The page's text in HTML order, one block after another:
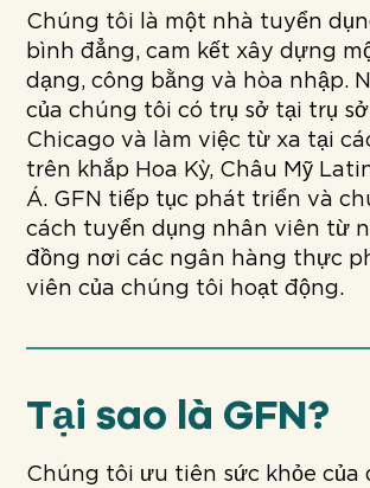
Chúng tôi là một nhà tuyển
bình đẳng, cam kết xây dựng
dạng, công bằng và hòa nhập.
của chúng tôi có trụ sở tại trụ
Chicago và làm việc từ xa tại
trên khắp Hoa Kỳ, Châu Mỹ
Á. GFN tiếp tục phát triển và
cách tuyển dụng nhân viên từ
đồng nơi các ngân hàng thực
viên của chúng tôi hoạt động.
Tại sao là GFN?
Chúng tôi ưu tiên sức khỏe của